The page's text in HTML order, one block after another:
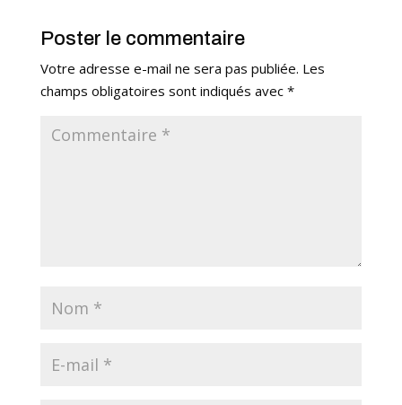
Poster le commentaire
Votre adresse e-mail ne sera pas publiée. Les
champs obligatoires sont indiqués avec *